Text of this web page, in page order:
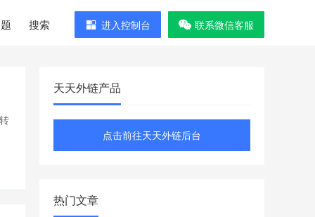
搜索 进入控制台 联系微信客服
天天外链产品
点击前往天天外链后台
热门文章